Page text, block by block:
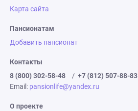
Карта сайта
Пансионатам
Добавить пансионат
Контакты
8 (800) 302-58-48
/ +7 (812) 507-88-83
Email: pansionlife@yandex.ru
О проекте